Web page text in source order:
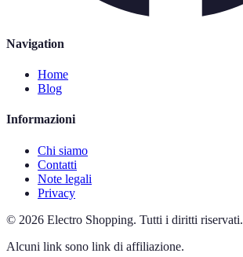
Navigation
Home
Blog
Informazioni
Chi siamo
Contatti
Note legali
Privacy
© 2026 Electro Shopping. Tutti i diritti riservati.
Alcuni link sono link di affiliazione.